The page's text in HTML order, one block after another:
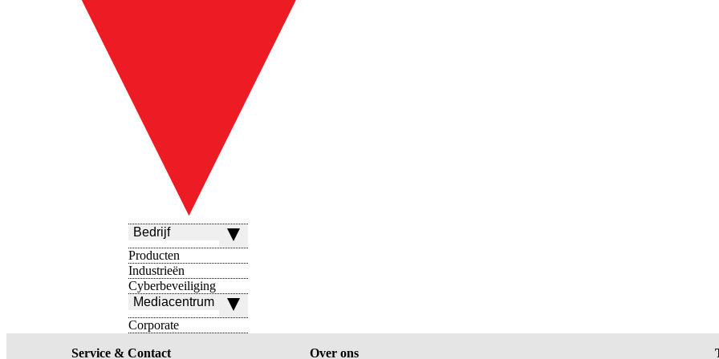
Bedrijf
Producten
Industrieën
Cyberbeveiliging
Mediacentrum
Corporate
Service & Contact Over ons